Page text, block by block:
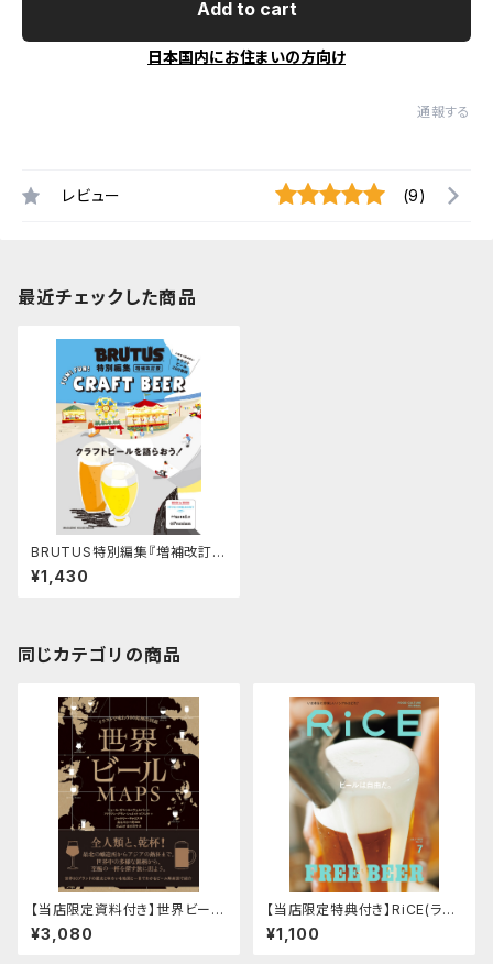
Add to cart
日本国内にお住まいの方向け
通報する
レビュー (9)
最近チェックした商品
BRUTUS特別編集『増補改訂版
クラフトビールを語らおう！』
¥1,430
同じカテゴリの商品
【当店限定資料付き】世界ビール
MAPS イラストで味わう80銘
柄の図鑑
¥3,080
【当店限定特典付き】RiCE(ライ
ス) 2026年 7月号 [雑誌] ビー
ルは自由だ。
¥1,100